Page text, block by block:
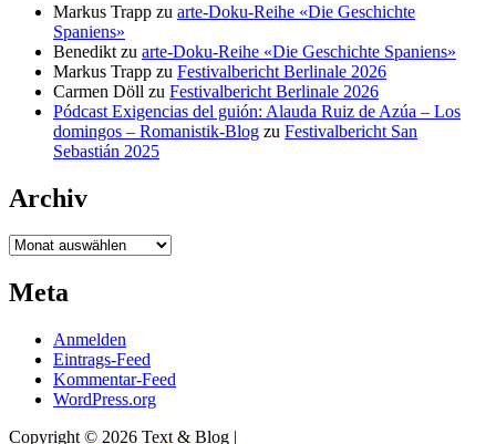
Markus Trapp zu arte-Doku-Reihe «Die Geschichte
Spaniens»
Benedikt zu arte-Doku-Reihe «Die Geschichte Spaniens»
Markus Trapp zu Festivalbericht Berlinale 2026
Carmen Döll zu Festivalbericht Berlinale 2026
Pódcast Exigencias del guión: Alauda Ruiz de Azúa – Los
domingos – Romanistik-Blog zu Festivalbericht San
Sebastián 2025
Archiv
Archiv
Meta
Anmelden
Eintrags-Feed
Kommentar-Feed
WordPress.org
Copyright © 2026 Text & Blog |